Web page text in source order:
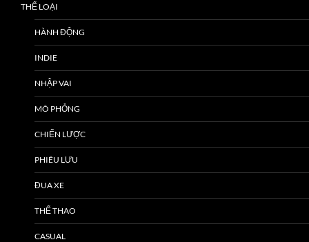
THỂ LOẠI
HÀNH ĐỘNG
INDIE
NHẬP VAI
MÔ PHỎNG
CHIẾN LƯỢC
PHIÊU LƯU
ĐUA XE
THỂ THAO
CASUAL